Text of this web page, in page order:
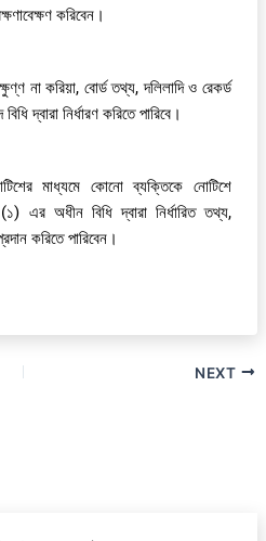
করিবেন।
না করিয়া, বোর্ড তথ্য, দলিলাদি ও রেকর্ড
দ্বারা নির্ধারণ করিতে পারিবে।
মাধ্যমে কোনো ব্যক্তিকে নোটিশে
এর অধীন বিধি দ্বারা নির্ধারিত তথ্য,
করিতে পারিবেন।
NEXT